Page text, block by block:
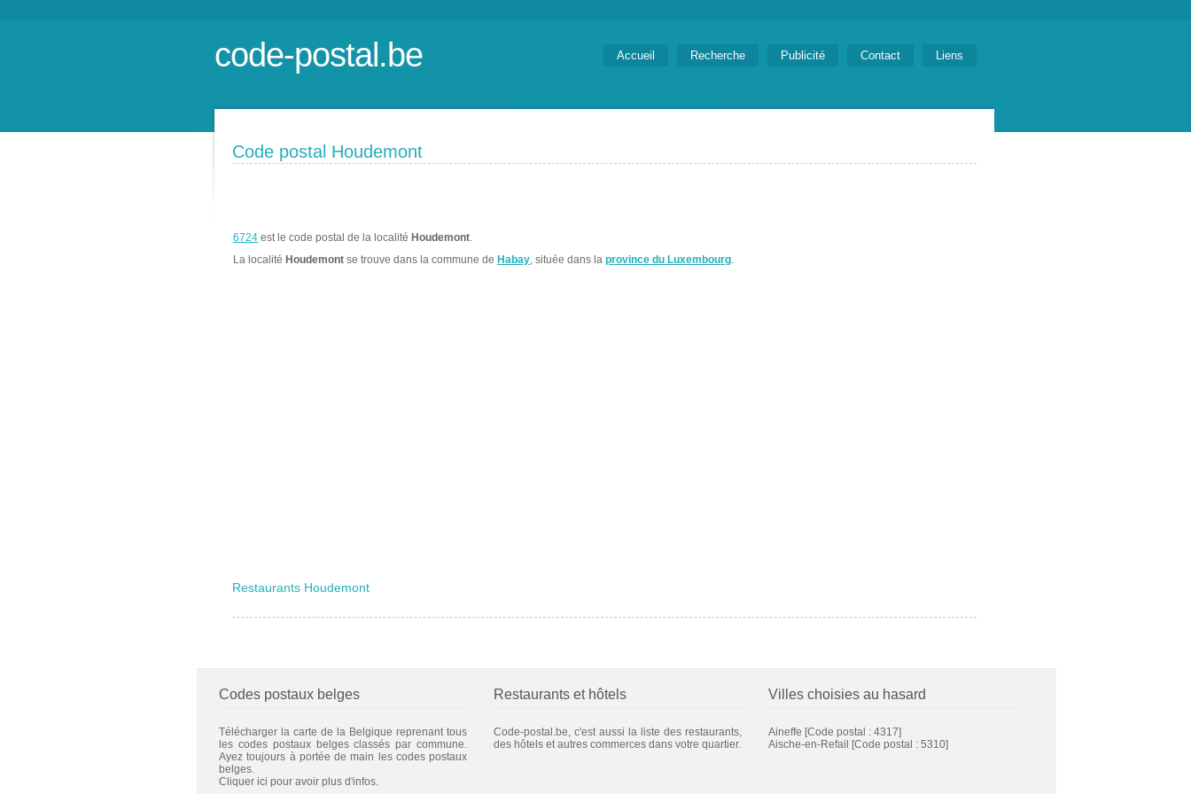
code-postal.be Accueil Recherche Publicité Contact Liens
Code postal Houdemont
6724 est le code postal de la localité Houdemont.
La localité Houdemont se trouve dans la commune de Habay, située dans la province du Luxembourg.
Restaurants Houdemont
Codes postaux belges
Télécharger la carte de la Belgique reprenant tous
les codes postaux belges classés par commune.
Ayez toujours à portée de main les codes postaux
belges.
Cliquer ici pour avoir plus d'infos.
Restaurants et hôtels
Code-postal.be, c'est aussi la liste des restaurants,
des hôtels et autres commerces dans votre quartier.
Villes choisies au hasard
Aineffe [Code postal : 4317]
Aische-en-Refail [Code postal : 5310]